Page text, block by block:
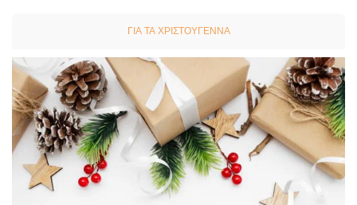
ΓΙΑ ΤΑ ΧΡΙΣΤΟΎΓΕΝΝΑ